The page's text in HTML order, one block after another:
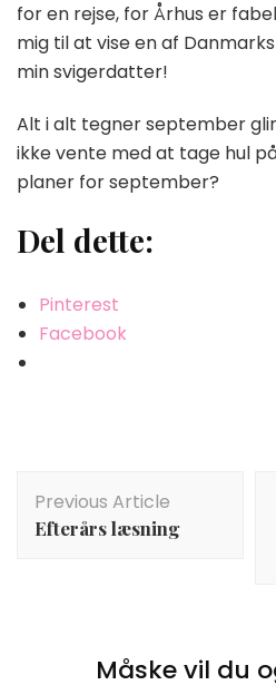
for en rejse, for Århus er
mig til at vise en af
min svigerdatter!
Alt i alt tegner september
ikke vente med at tage hul
planer for september?
Del dette:
Pinterest
Facebook
Post
Navigation
Previous Article
Efterårs læsning
Måske vil du